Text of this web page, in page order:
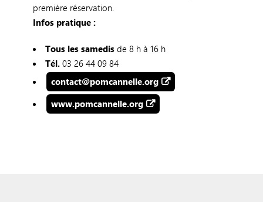
première réservation.
Infos pratique :
Tous les samedisde 8 h à 16 h
Tél.03 26 44 09 84
contact@pomcannelle.org
www.pomcannelle.org